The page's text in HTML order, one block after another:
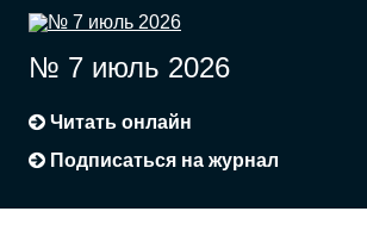
№ 7 июль 2026
Читать онлайн
Подписаться на журнал